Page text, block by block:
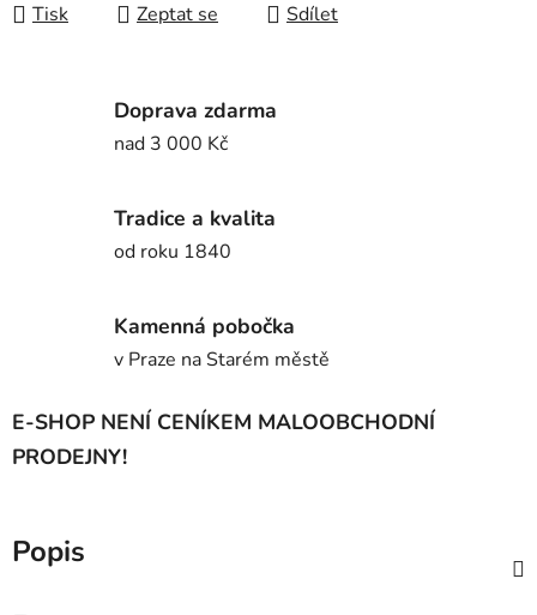
Tisk
Zeptat se Sdílet
Doprava zdarma
nad 3 000 Kč
Tradice a kvalita
od roku 1840
Kamenná pobočka
v Praze na Starém městě
E-SHOP NENÍ CENÍKEM MALOOBCHODNÍ
PRODEJNY!
Popis